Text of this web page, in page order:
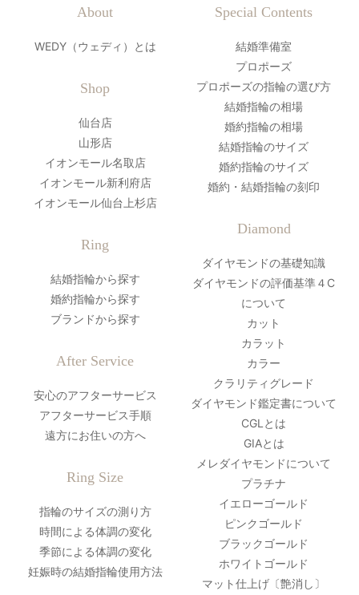
About
WEDY（ウェディ）とは
Shop
仙台店
山形店
イオンモール名取店
イオンモール新利府店
イオンモール仙台上杉店
Ring
結婚指輪から探す
婚約指輪から探す
ブランドから探す
After Service
安心のアフターサービス
アフターサービス手順
遠方にお住いの方へ
Ring Size
指輪のサイズの測り方
時間による体調の変化
季節による体調の変化
妊娠時の結婚指輪使用方法
Special Contents
結婚準備室
プロポーズ
プロポーズの指輪の選び方
結婚指輪の相場
婚約指輪の相場
結婚指輪のサイズ
婚約指輪のサイズ
婚約・結婚指輪の刻印
Diamond
ダイヤモンドの基礎知識
ダイヤモンドの評価基準４C
について
カット
カラット
カラー
クラリティグレード
ダイヤモンド鑑定書について
CGLとは
GIAとは
メレダイヤモンドについて
プラチナ
イエローゴールド
ピンクゴールド
ブラックゴールド
ホワイトゴールド
マット仕上げ〔艶消し〕